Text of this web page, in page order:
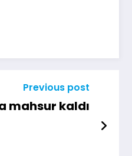
Previous post
mahsur kaldı